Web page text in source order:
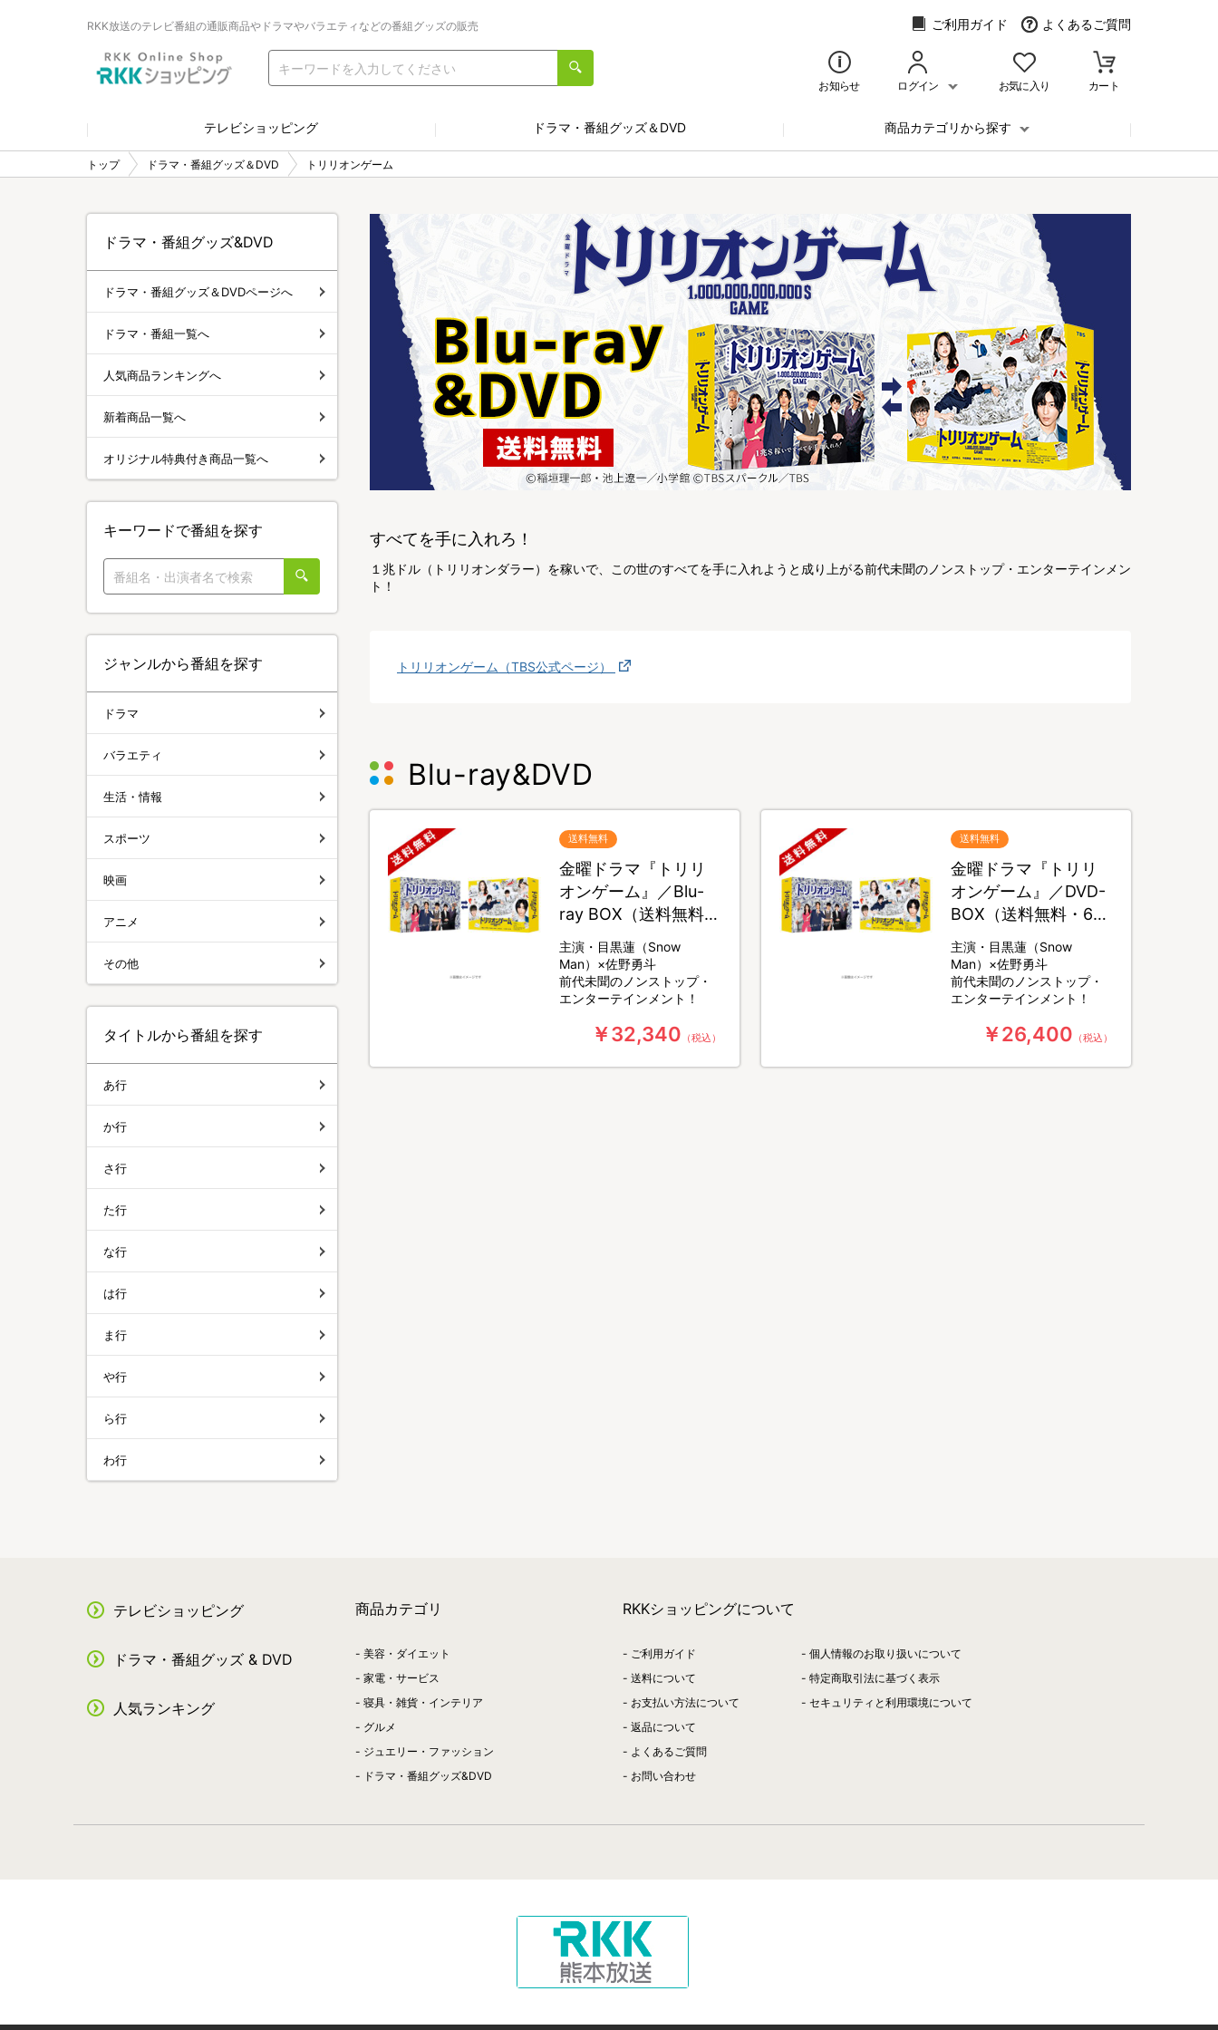
RKK放送のテレビ番組の通販商品やドラマやバラエティなどの番組グッズの販売 ご利用ガイド よくあるご質問
お知らせ ログイン お気に入り カート
テレビショッピング ドラマ・番組グッズ＆DVD 商品カテゴリから探す
トップ ドラマ・番組グッズ＆DVD トリリオンゲーム
すべてを手に入れろ！
１兆ドル（トリリオンダラー）を稼いで、この世のすべてを手に入れようと成り上がる前代未聞のノンストップ・エンターテインメン
ト！
トリリオンゲーム（TBS公式ページ）
Blu-ray&DVD
送料無料
金曜ドラマ『トリリ
オンゲーム』／Blu-
ray BOX（送料無料・
4枚組）
主演・目黒蓮（Snow
Man）×佐野勇斗
前代未聞のノンストップ・
エンターテインメント！
￥32,340 （税込）
送料無料
金曜ドラマ『トリリ
オンゲーム』／DVD-
BOX（送料無料・6枚
組）
主演・目黒蓮（Snow
Man）×佐野勇斗
前代未聞のノンストップ・
エンターテインメント！
￥26,400 （税込）
ドラマ・番組グッズ&DVD
ドラマ・番組グッズ＆DVDページへ
ドラマ・番組一覧へ
人気商品ランキングへ
新着商品一覧へ
オリジナル特典付き商品一覧へ
キーワードで番組を探す
ジャンルから番組を探す
ドラマ
バラエティ
生活・情報
スポーツ
映画
アニメ
その他
タイトルから番組を探す
あ行
か行
さ行
た行
な行
は行
ま行
や行
ら行
わ行
テレビショッピング
ドラマ・番組グッズ & DVD
人気ランキング
商品カテゴリ
美容・ダイエット
家電・サービス
寝具・雑貨・インテリア
グルメ
ジュエリー・ファッション
ドラマ・番組グッズ&DVD
RKKショッピングについて
ご利用ガイド
送料について
お支払い方法について
返品について
よくあるご質問
お問い合わせ
個人情報のお取り扱いについて
特定商取引法に基づく表示
セキュリティと利用環境について